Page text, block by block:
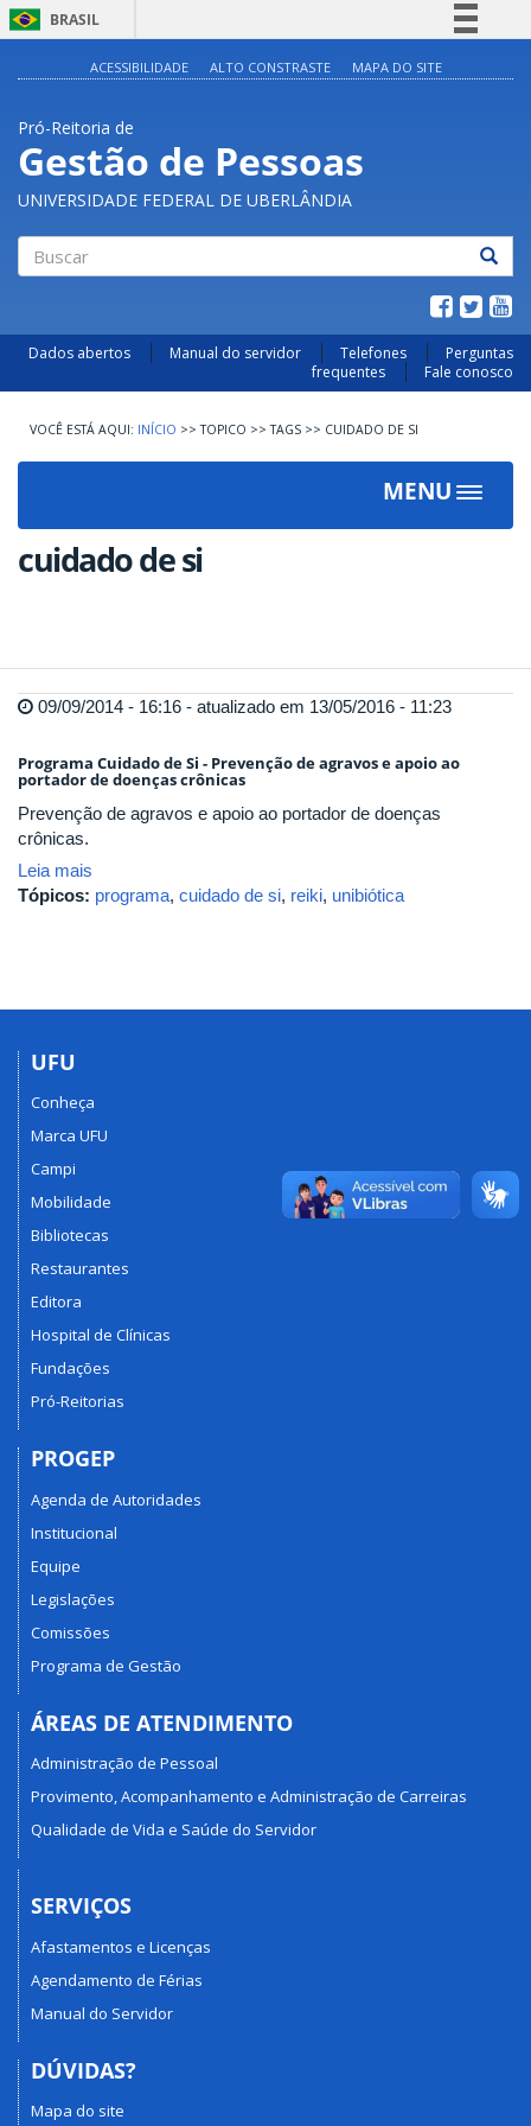
BRASIL
Acesso à informação
Legislação
Canais
ACESSIBILIDADE ALTO CONSTRASTE MAPA DO SITE
Pró-Reitoria de
Gestão de Pessoas
UNIVERSIDADE FEDERAL DE UBERLÂNDIA
Dados abertos Manual do servidor Telefones
Perguntas
frequentes
Fale conosco
INÍCIO >> TOPICO >> TAGS >> CUIDADO DE SI
MENU
Toggle
cuidado de si
09/09/2014 - 16:16 - atualizado em 13/05/2016 - 11:23
Programa Cuidado de Si - Prevenção de agravos e apoio ao
portador de doenças crônicas
Prevenção de agravos e apoio ao portador de doenças
crônicas.
Leia mais
Tópicos: programa, cuidado de si, reiki, unibiótica
UFU
Conheça
Marca UFU
Campi
Mobilidade
Bibliotecas
Restaurantes
Editora
Hospital de Clínicas
Fundações
Pró-Reitorias
PROGEP
Agenda de Autoridades
Institucional
Equipe
Legislações
Comissões
Programa de Gestão
ÁREAS DE ATENDIMENTO
Administração de Pessoal
Provimento, Acompanhamento e Administração de Carreiras
Qualidade de Vida e Saúde do Servidor
SERVIÇOS
Afastamentos e Licenças
Agendamento de Férias
Manual do Servidor
DÚVIDAS?
Mapa do site